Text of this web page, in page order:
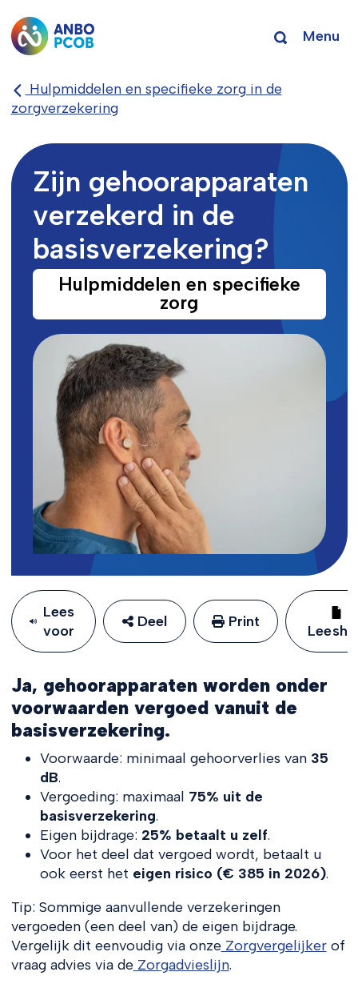
Menu
Hulpmiddelen en specifieke zorg in de
zorgverzekering
Zijn gehoorapparaten
verzekerd in de
basisverzekering?
Hulpmiddelen en specifieke
zorg
Lees
voor
Deel Print
Ja, gehoorapparaten worden onder
voorwaarden vergoed vanuit de
basisverzekering.
Voorwaarde: minimaal gehoorverlies van 35
dB.
Vergoeding: maximaal 75% uit de
basisverzekering.
Eigen bijdrage: 25% betaalt u zelf.
Voor het deel dat vergoed wordt, betaalt u
ook eerst het eigen risico (€ 385 in 2026).
Tip: Sommige aanvullende verzekeringen
vergoeden (een deel van) de eigen bijdrage.
Vergelijk dit eenvoudig via onzeZorgvergelijkerof
vraag advies via deZorgadvieslijn.